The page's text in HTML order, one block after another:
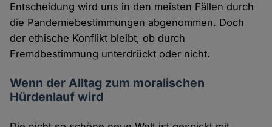
Entscheidung wird uns in den meisten Fällen durch
die Pandemiebestimmungen abgenommen. Doch
der ethische Konflikt bleibt, ob durch
Fremdbestimmung unterdrückt oder nicht.
Wenn der Alltag zum moralischen
Hürdenlauf wird